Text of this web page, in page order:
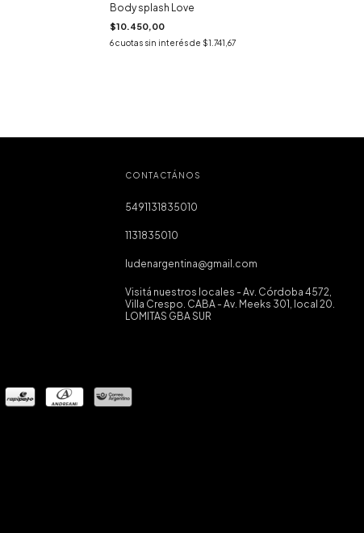
Body splash Love
$10.450,00
6cuotas sin interés de $1.741,67
CONTACTÁNOS
5491131835010
1131835010
ludenargentina@gmail.com
Visitá nuestros locales - Av. Córdoba 4572,
Villa Crespo. CABA - Av. Meeks 301, local 20.
LOMITAS GBA SUR